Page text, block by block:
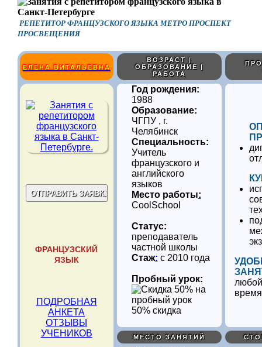
РЕПЕТИТОР ФРАНЦУЗСКОГО ЯЗЫКА МЕТРО ПРОСПЕКТ
ПРОСВЕЩЕНИЯ
ЕЛЕНА ВИТАЛЬЕВНА
ВОЗРАСТ |
ОБРАЗОВАНИЕ |
РАБОТА
ФРАНЦУЗСКИЙ
ЯЗЫК
ПОДРОБНАЯ
АНКЕТА
ОТЗЫВЫ
УЧЕНИКОВ
Год рождения:
1988
Образование:
ЧГПУ , г.
Челябинск
Специальность:
Учитель
французского и
английского
языков
Место работы:
CoolSchool
Статус:
преподаватель
частной школы
Стаж: с 2010 года
Пробный урок:
50% скидка
время
МЕСТО ЗАНЯТИЙ